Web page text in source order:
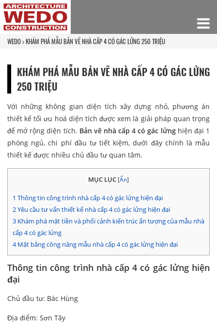
WEDO KHÁM PHÁ MẪU BẢN VẼ NHÀ CẤP 4 CÓ GÁC LỬNG 250 TRIỆU
KHÁM PHÁ MẪU BẢN VẼ NHÀ CẤP 4 CÓ GÁC LỬNG
250 TRIỆU
Với những không gian diện tích xây dựng nhỏ, phương án
thiết kế tối ưu hoá diện tích được xem là giải pháp quan trọng
để mở rộng diện tích. Bản vẽ nhà cấp 4 có gác lửnghiện đại 1
phòng ngủ, chi phí đầu tư tiết kiệm, dưới đây chính là mẫu
thiết kế được nhiều chủ đầu tư quan tâm.
MỤC LỤC [Ẩn]
1 Thông tin công trình nhà cấp 4 có gác lửng hiện đại
2Yêu cầu tư vấn thiết kế nhà cấp 4 có gác lửng hiện đại
3 Khám phá mặt tiền và phối cảnh kiến trúc ấn tượng của mẫu nhà
cấp 4 có gác lửng
4Mặt bằng công năng mẫu nhà cấp 4 có gác lửng hiện đại
Thông tin công trình nhà cấp 4 có gác lửng hiện
đại
Chủ đầu tư: Bác Hùng
Địa điểm: Sơn Tây